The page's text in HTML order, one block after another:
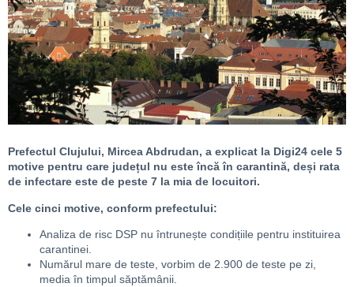
Prefectul Clujului, Mircea Abdrudan, a explicat la Digi24 cele 5
motive pentru care județul nu este încă în carantină, deși rata
de infectare este de peste 7 la mia de locuitori.
Cele cinci motive, conform prefectului:
Analiza de risc DSP nu întrunește condițiile pentru instituirea
carantinei.
Numărul mare de teste, vorbim de 2.900 de teste pe zi,
media în timpul săptămânii.